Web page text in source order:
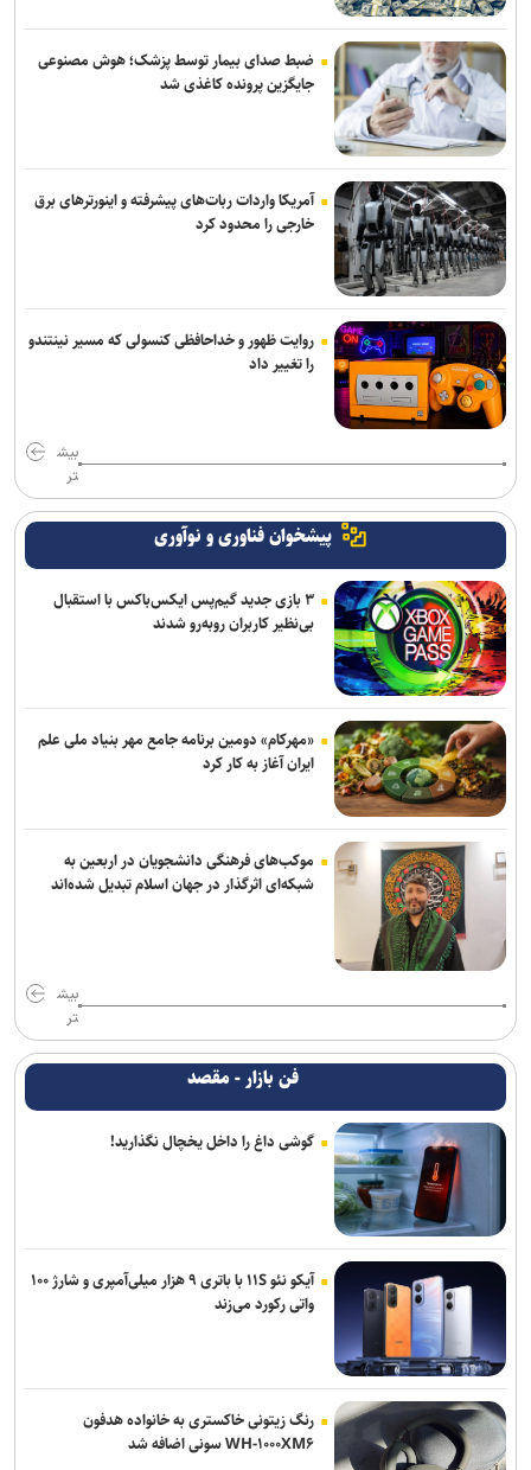
ضبط صدای بیمار توسط پزشک؛ هوش مصنوعی
جایگزین پرونده کاغذی شد
آمریکا واردات ربات‌های پیشرفته و اینورترهای برق
خارجی را محدود کرد
روایت ظهور و خداحافظی کنسولی که مسیر نینتندو
را تغییر داد
بیش
تر
پیشخوان فناوری و نوآوری
۳ بازی جدید گیم‌پس ایکس‌باکس با استقبال
بی‌نظیر کاربران روبه‌رو شدند
«مهرکام» دومین برنامه جامع مهر بنیاد ملی علم
ایران آغاز به کار کرد
موکب‌های فرهنگی دانشجویان در اربعین به
شبکه‌ای اثرگذار در جهان اسلام تبدیل شده‌اند
بیش
تر
فن بازار - مقصد
گوشی داغ را داخل یخچال نگذارید!
آیکو نئو ۱۱S با باتری ۹ هزار میلی‌آمپری و شارژ ۱۰۰
واتی رکورد می‌زند
رنگ زیتونی خاکستری به خانواده هدفون
WH-۱۰۰۰XM۶ سونی اضافه شد